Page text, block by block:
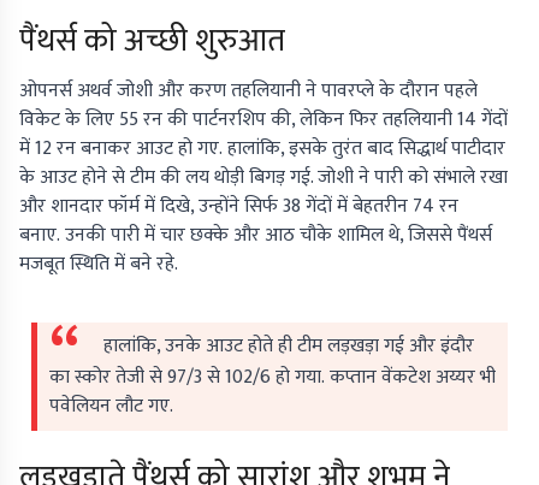
पैंथर्स को अच्छी शुरुआत
ओपनर्स अथर्व जोशी और करण तहलियानी ने पावरप्ले के दौरान पहले
विकेट के लिए 55 रन की पार्टनरशिप की, लेकिन फिर तहलियानी 14 गेंदों
में 12 रन बनाकर आउट हो गए. हालांकि, इसके तुरंत बाद सिद्धार्थ पाटीदार
के आउट होने से टीम की लय थोड़ी बिगड़ गई. जोशी ने पारी को संभाले रखा
और शानदार फॉर्म में दिखे, उन्होंने सिर्फ 38 गेंदों में बेहतरीन 74 रन
बनाए. उनकी पारी में चार छक्के और आठ चौके शामिल थे, जिससे पैंथर्स
मजबूत स्थिति में बने रहे.
हालांकि, उनके आउट होते ही टीम लड़खड़ा गई और इंदौर
का स्कोर तेजी से 97/3 से 102/6 हो गया. कप्तान वेंकटेश अय्यर भी
पवेलियन लौट गए.